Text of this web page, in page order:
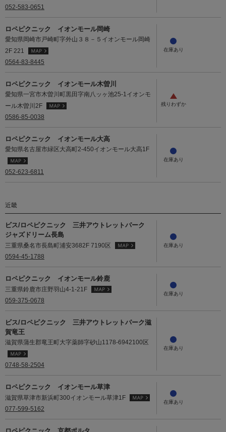
052-583-0651
ロペピクニック イオンモール岡崎
愛知県岡崎市戸崎町字外山３８－５イオンモール岡崎
2F 221
0564-83-8445
ロペピクニック イオンモール木曽川
愛知県一宮市木曽川町黒田字南八ッヶ池25-1イオンモ
ール木曽川2F
0586-85-0038
ロペピクニック イオンモール大高
愛知県名古屋市緑区大高町2-450イオンモール大高1F
052-623-6811
近畿
ビス/ロペピクニック 三井アウトレットパーク
ジャズドリーム長島
三重県桑名市長島町浦安3682F 7190区
0594-45-1788
ロペピクニック イオンモール鈴鹿
三重県鈴鹿市庄野羽山4-1-21F
059-375-0678
ビス/ロペピクニック 三井アウトレットパーク滋
賀竜王
滋賀県蒲生郡竜王町大字薬師字砂山1178-6942100区
0748-58-2504
ロペピクニック イオンモール草津
滋賀県草津市新浜町300イオンモール草津1F
077-599-5162